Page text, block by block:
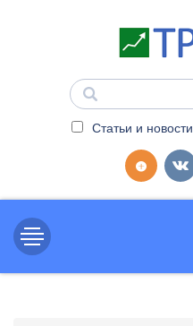
Статьи и новости